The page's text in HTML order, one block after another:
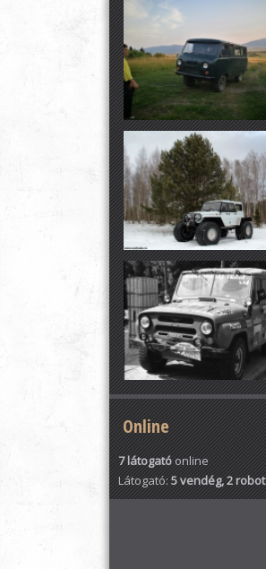
Online
7 látogatóonline
Látogató: 5 vendég, 2 robot